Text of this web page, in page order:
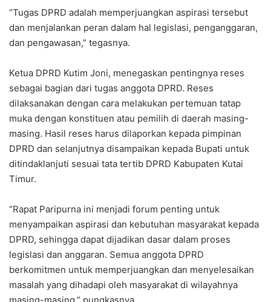
“Tugas DPRD adalah memperjuangkan aspirasi tersebut
dan menjalankan peran dalam hal legislasi, penganggaran,
dan pengawasan,” tegasnya.
Ketua DPRD Kutim Joni, menegaskan pentingnya reses
sebagai bagian dari tugas anggota DPRD. Reses
dilaksanakan dengan cara melakukan pertemuan tatap
muka dengan konstituen atau pemilih di daerah masing-
masing. Hasil reses harus dilaporkan kepada pimpinan
DPRD dan selanjutnya disampaikan kepada Bupati untuk
ditindaklanjuti sesuai tata tertib DPRD Kabupaten Kutai
Timur.
“Rapat Paripurna ini menjadi forum penting untuk
menyampaikan aspirasi dan kebutuhan masyarakat kepada
DPRD, sehingga dapat dijadikan dasar dalam proses
legislasi dan anggaran. Semua anggota DPRD
berkomitmen untuk memperjuangkan dan menyelesaikan
masalah yang dihadapi oleh masyarakat di wilayahnya